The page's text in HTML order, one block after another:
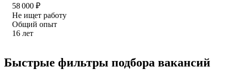
58 000 ₽
Не ищет работу
Общий опыт
16 лет
Быстрые фильтры подбора вакансий